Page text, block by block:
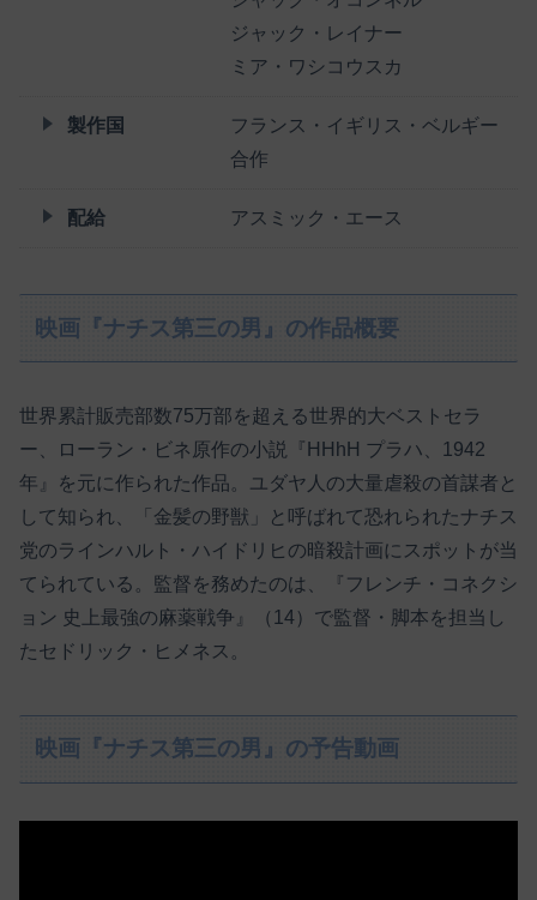
ジャック・レイナー
ミア・ワシコウスカ
製作国
フランス・イギリス・ベルギー
合作
配給 アスミック・エース
映画『ナチス第三の男』の作品概要
世界累計販売部数75万部を超える世界的大ベストセラ
ー、ローラン・ビネ原作の小説『HHhH プラハ、1942
年』を元に作られた作品。ユダヤ人の大量虐殺の首謀者と
して知られ、「金髪の野獣」と呼ばれて恐れられたナチス
党のラインハルト・ハイドリヒの暗殺計画にスポットが当
てられている。監督を務めたのは、『フレンチ・コネクシ
ョン 史上最強の麻薬戦争』（14）で監督・脚本を担当し
たセドリック・ヒメネス。
映画『ナチス第三の男』の予告動画